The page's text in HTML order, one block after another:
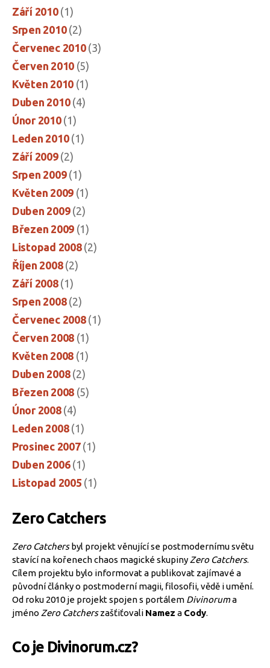
Září 2010(1)
Srpen 2010(2)
Červenec 2010(3)
Červen 2010 (5)
Květen 2010 (1)
Duben 2010(4)
Únor 2010(1)
Leden 2010(1)
Září 2009(2)
Srpen 2009(1)
Květen 2009 (1)
Duben 2009(2)
Březen 2009 (1)
Listopad 2008(2)
Říjen 2008(2)
Září 2008(1)
Srpen 2008(2)
Červenec 2008(1)
Červen 2008 (1)
Květen 2008 (1)
Duben 2008(2)
Březen 2008 (5)
Únor 2008(4)
Leden 2008(1)
Prosinec 2007(1)
Duben 2006(1)
Listopad 2005 (1)
Zero Catchers
Zero Catchersbyl projekt věnující se postmodernímu světu
stavící na kořenech chaos magické skupiny Zero Catchers.
Cílem projektu bylo informovat a publikovat zajímavé a
původní články o postmoderní magii, filosofii, vědě i umění.
Od roku 2010 je projekt spojen s portálem Divinoruma
jméno Zero Catcherszašťiťovali Namez a Cody.
Co je Divinorum.cz?